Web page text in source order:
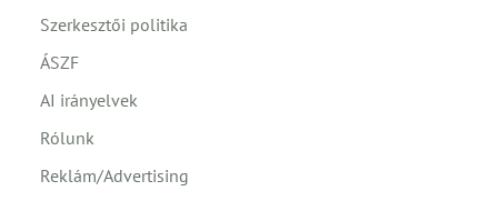
Szerkesztői politika
ÁSZF
AI irányelvek
Rólunk
Reklám/Advertising